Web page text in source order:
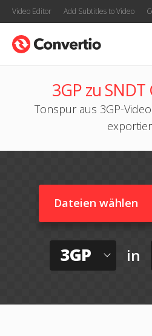
Video Editor Add Subtitles to Video
3GP zu
Tonspur aus 3GP-
Dateien wählen
3GP in